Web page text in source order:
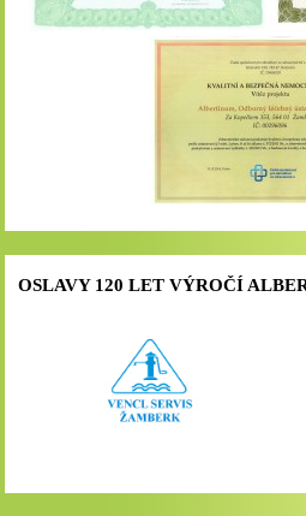
OSLAVY 120 LET VÝROČÍ